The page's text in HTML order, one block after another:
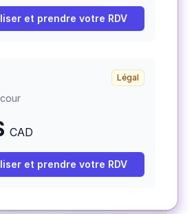
et prendre votre RDV
Légal
CAD
et prendre votre RDV